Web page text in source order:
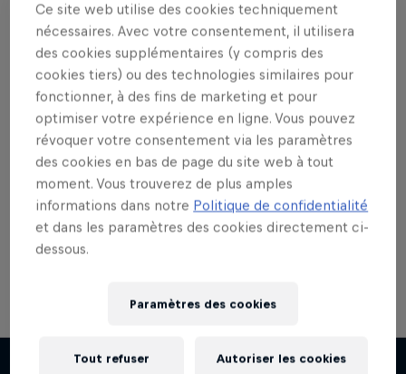
distincts, il a voulu s’amuser à les mélanger. "Space
is Only Noise" est un chef-d’œuvre, et le morceau-
titre de l’album allie la douceur des voix à des
synthés survoltés. »
Monolink sera le 17 octobre à la Halle 622 à
Zurich.mono.link
Partager
Ce site web utilise des cookies techniquement
nécessaires. Avec votre consentement, il utilisera
des cookies supplémentaires (y compris des
cookies tiers) ou des technologies similaires pour
fonctionner, à des fins de marketing et pour
optimiser votre expérience en ligne. Vous pouvez
révoquer votre consentement via les paramètres
des cookies en bas de page du site web à tout
moment. Vous trouverez de plus amples
informations dans notre Politique de confidentialité
et dans les paramètres des cookies directement ci-
dessous.
Paramètres des cookies
Tout refuser Autoriser les cookies